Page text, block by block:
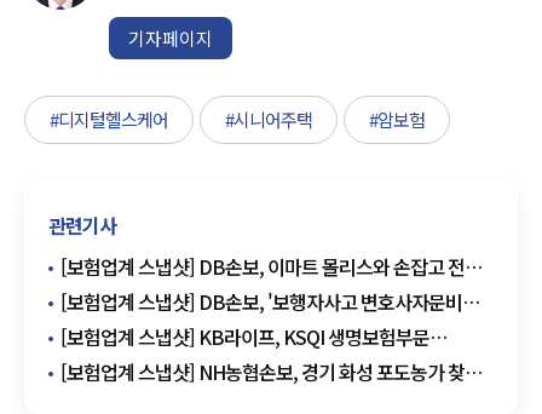
기자페이지
#디지털헬스케어 #시니어주택 #암보험
관련기사
[보험업계 스냅샷] DB손보, 이마트 몰리스와 손잡고 전용
펫보험 출시 外
[보험업계 스냅샷] DB손보, '보행자사고 변호사자문비용
지원' 특약 65만건 돌파 外
[보험업계 스냅샷] KB라이프, KSQI 생명보험부문
우수콜센터 선정 外
[보험업계 스냅샷] NH농협손보, 경기 화성 포도농가 찾아